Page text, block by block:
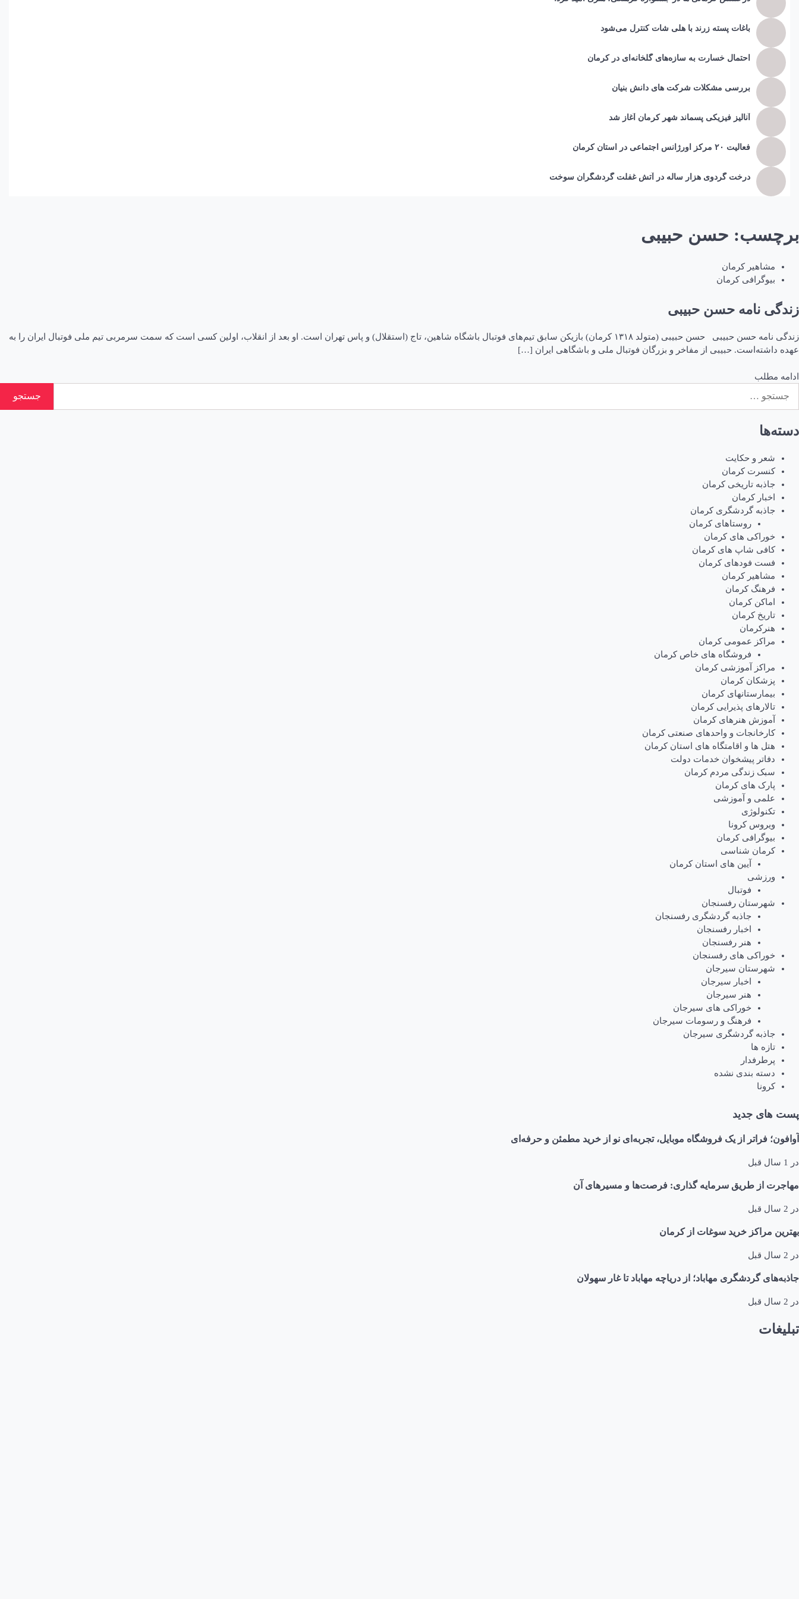
باغات پسته زرند با هلی شات کنترل می‌شود
احتمال خسارت به ساز‌ه‌های گلخانه‌ای در کرمان
بررسی مشکلات شرکت های دانش بنیان
آنالیز فیزیکی پسماند شهر کرمان آغاز شد
فعالیت ۲۰ مرکز اورژانس اجتماعی در استان کرمان
درخت گردوی هزار ساله در آتش غفلت گردشگران سوخت
برچسب: حسن حبیبی
مشاهیر کرمان
بیوگرافی کرمان
زندگی نامه حسن حبیبی
زندگی نامه حسن حبیبی حسن حبیبی (متولد ۱۳۱۸ کرمان) بازیکن سابق تیم‌های فوتبال باشگاه شاهین، تاج (استقلال) و پاس تهران است. او بعد از انقلاب، اولین کسی است که سمت سرمربی تیم ملی فوتبال ایران را به
عهده داشته‌است. حبیبی از مفاخر و بزرگان فوتبال ملی و باشگاهی ایران […]
ادامه مطلب
برای:
دسته‌ها
شعر و حکایت
کنسرت کرمان
جاذبه تاریخی کرمان
اخبار کرمان
جاذبه گردشگری کرمان
روستاهای کرمان
خوراکی های کرمان
کافی شاپ های کرمان
فست فودهای کرمان
مشاهیر کرمان
فرهنگ کرمان
اماکن کرمان
تاریخ کرمان
هنرکرمان
مراکز عمومی کرمان
فروشگاه های خاص کرمان
مراکز آموزشی کرمان
پزشکان کرمان
بیمارستانهای کرمان
تالارهای پذیرایی کرمان
آموزش هنرهای کرمان
کارخانجات و واحدهای صنعتی کرمان
هتل ها و اقامتگاه های استان کرمان
دفاتر پیشخوان خدمات دولت
سبک زندگی مردم کرمان
پارک های کرمان
علمی و آموزشی
تکنولوژی
ویروس کرونا
بیوگرافی کرمان
کرمان شناسی
آیین های استان کرمان
ورزشی
فوتبال
شهرستان رفسنجان
جاذبه گردشگری رفسنجان
اخبار رفسنجان
هنر رفسنجان
خوراکی های رفسنجان
شهرستان سیرجان
اخبار سیرجان
هنر سیرجان
خوراکی های سیرجان
فرهنگ و رسومات سیرجان
جاذبه گردشگری سیرجان
تازه ها
پرطرفدار
دسته بندی نشده
کرونا
پست های جدید
آوافون؛ فراتر از یک فروشگاه موبایل، تجربه‌ای نو از خرید مطمئن و حرفه‌ای
در 1 سال قبل
مهاجرت از طریق سرمایه گذاری: فرصت‌ها و مسیرهای آن
در 2 سال قبل
بهترین مراکز خرید سوغات از کرمان
در 2 سال قبل
جاذبه‌های گردشگری مهاباد؛ از دریاچه مهاباد تا غار سهولان
در 2 سال قبل
تبلیغات